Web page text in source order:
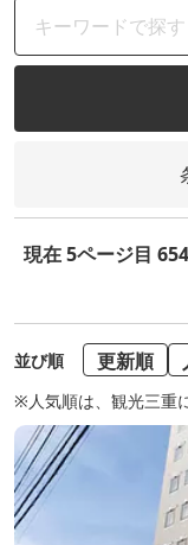
現在 5ページ目
並び順 更新順
※人気順は、観光三重